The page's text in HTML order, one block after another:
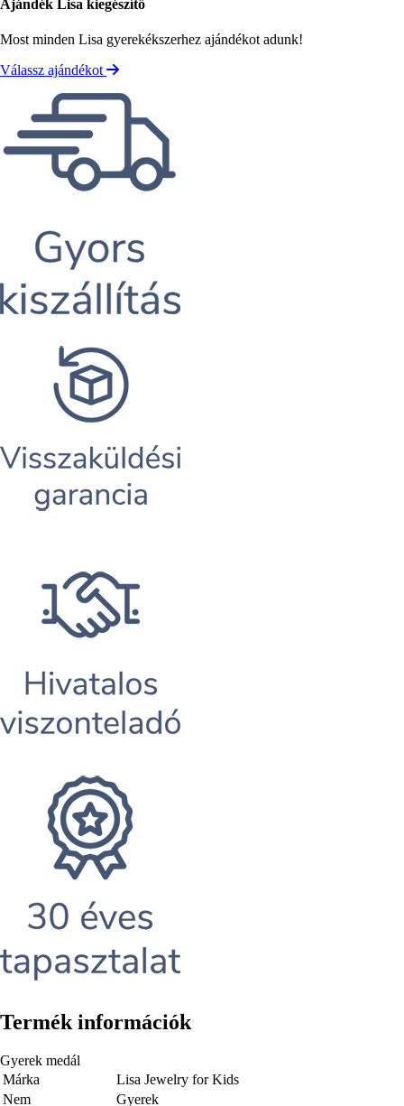
Ajándék Lisa kiegészítő
Most minden Lisa gyerekékszerhez ajándékot adunk!
Válassz ajándékot
Termék információk
Gyerek medál
Márka
Lisa Jewelry for Kids
Nem
Gyerek